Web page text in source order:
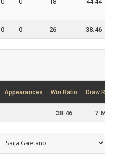
0 0 26 38.46
Appearances Win Ratio Draw
38.46 7.69